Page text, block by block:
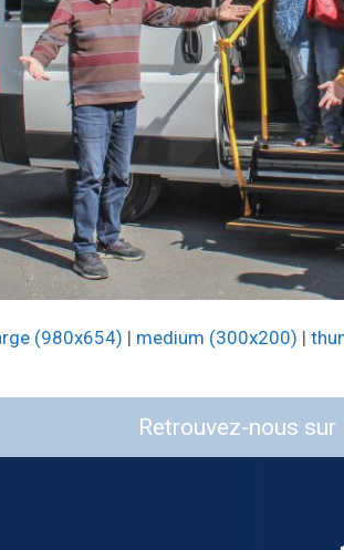
(980x654) | medium (300x200) |
Retrouvez-nous sur